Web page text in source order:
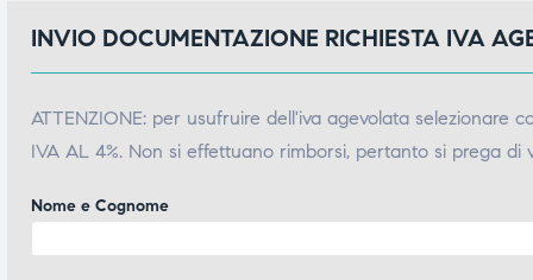
INVIO DOCUMENTAZIONE RICHIESTA IVA
ATTENZIONE: per usufruire dell'iva agevolata
IVA AL 4%. Non si effettuano rimborsi, pertanto si prega
Nome e Cognome